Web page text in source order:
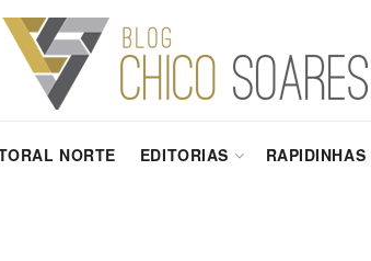
NORTE EDITORIAS RAPIDINHAS